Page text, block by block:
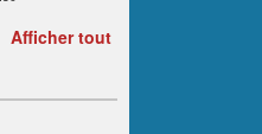
Afficher tout